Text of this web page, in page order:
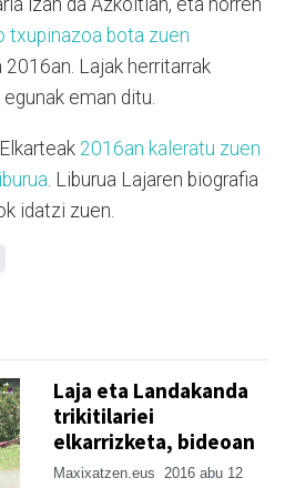
izan da Azkoitian, eta horren
txupinazoa bota zuen
2016an. Lajak herritarrak
eman ditu.
2016an kaleratu zuen
. Liburua Lajaren biografia
idatzi zuen.
Laja eta Landakanda
trikitilariei
elkarrizketa, bideoan
Maxixatzen.eus 2016 abu 12